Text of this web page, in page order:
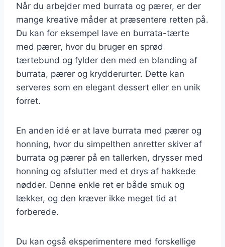
Når du arbejder med burrata og pærer, er der
mange kreative måder at præsentere retten på.
Du kan for eksempel lave en burrata-tærte
med pærer, hvor du bruger en sprød
tærtebund og fylder den med en blanding af
burrata, pærer og krydderurter. Dette kan
serveres som en elegant dessert eller en unik
forret.
En anden idé er at lave burrata med pærer og
honning, hvor du simpelthen anretter skiver af
burrata og pærer på en tallerken, drysser med
honning og afslutter med et drys af hakkede
nødder. Denne enkle ret er både smuk og
lækker, og den kræver ikke meget tid at
forberede.
Du kan også eksperimentere med forskellige